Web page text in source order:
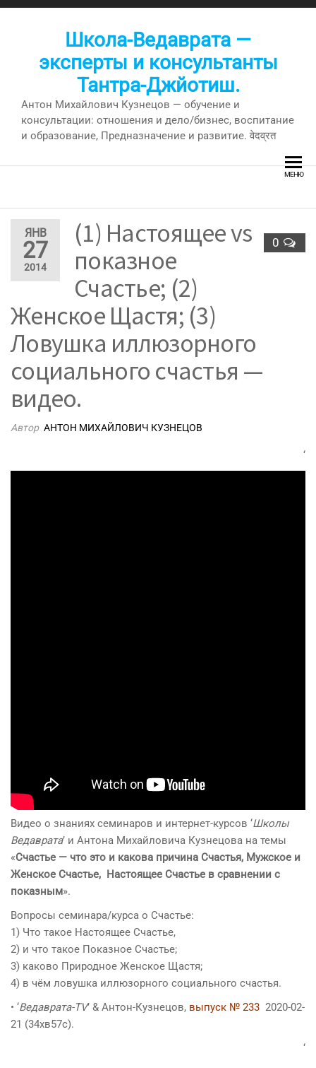
Перейти
Школа-Ведаврата —
эксперты и консультанты
Тантра-Джйотиш.
Антон Михайлович Кузнецов — обучение и
консультации: отношения и дело/бизнес, воспитание
и образование, Предназначение и развитие. वेदव्रत
МЕНЮ
ЯНВ
27
2014
0
(1) Настоящее vs
показное
Счастье; (2)
Женское Щастя; (3)
Ловушка иллюзорного
социального счастья —
видео.
Автор АНТОН МИХАЙЛОВИЧ КУЗНЕЦОВ
‘
Видео о знаниях семинаров и интернет-курсов ‘Школы
Ведаврата’ и Антона Михайловича Кузнецова на темы
«Счастье — что это и какова причина Счастья, Мужское и
Женское Счастье, Настоящее Счастье в сравнении с
показным».
Вопросы семинара/курса о Счастье:
1) Что такое Настоящее Счастье,
2) и что такое Показное Счастье;
3) каково Природное Женское Щастя;
4) в чём ловушка иллюзорного социального счастья.
• ‘Ведаврата-TV’ & Антон-Кузнецов, выпуск № 233 2020-02-
21 (34хв57с).
‘